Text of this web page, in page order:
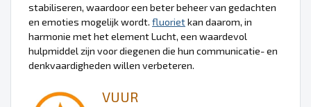
stabiliseren, waardoor een beter beheer van gedachten
en emoties mogelijk wordt. fluorietkan daarom, in
harmonie met het element Lucht, een waardevol
hulpmiddel zijn voor diegenen die hun communicatie- en
denkvaardigheden willen verbeteren.
VUUR